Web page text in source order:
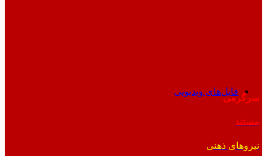
فایل‌های ویدیویی
سرگرمی
مستند
نیروهای ذهنی